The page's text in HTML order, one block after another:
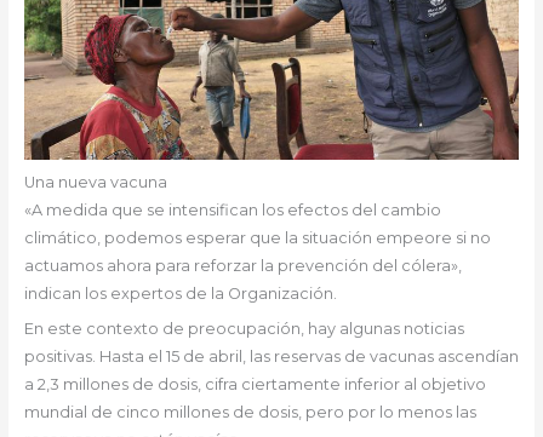
Una nueva vacuna
«A medida que se intensifican los efectos del cambio
climático, podemos esperar que la situación empeore si no
actuamos ahora para reforzar la prevención del cólera»,
indican los expertos de la Organización.
En este contexto de preocupación, hay algunas noticias
positivas. Hasta el 15 de abril, las reservas de vacunas ascendían
a 2,3 millones de dosis, cifra ciertamente inferior al objetivo
mundial de cinco millones de dosis, pero por lo menos las